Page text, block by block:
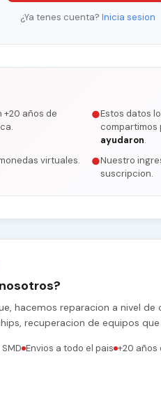
¿Ya tenes cuenta? Inicia sesion
+20 años de
●Estos datos
compartimos
ayudaron.
virtuales.
●Nuestro
suscripcion.
hacemos reparacion a nivel de
recuperacion de equipos
Envios a todo el pais +20 años